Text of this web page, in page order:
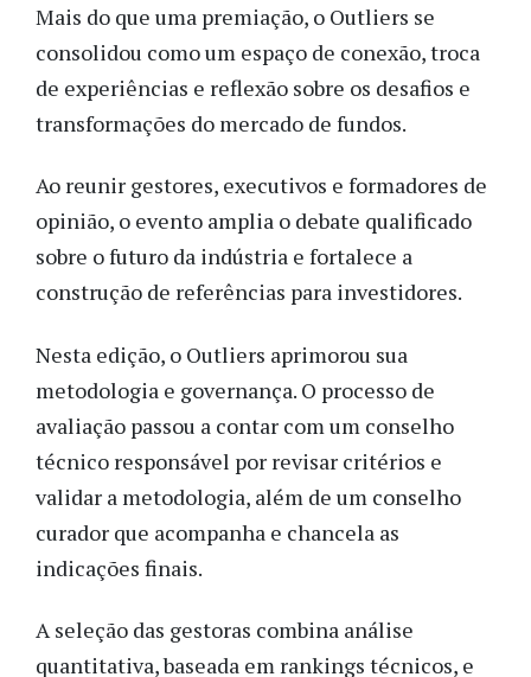
Mais do que uma premiação, o Outliers se
consolidou como um espaço de conexão, troca
de experiências e reflexão sobre os desafios e
transformações do mercado de fundos.
Ao reunir gestores, executivos e formadores de
opinião, o evento amplia o debate qualificado
sobre o futuro da indústria e fortalece a
construção de referências para investidores.
Nesta edição, o Outliers aprimorou sua
metodologia e governança. O processo de
avaliação passou a contar com um conselho
técnico responsável por revisar critérios e
validar a metodologia, além de um conselho
curador que acompanha e chancela as
indicações finais.
A seleção das gestoras combina análise
quantitativa, baseada em rankings técnicos, e